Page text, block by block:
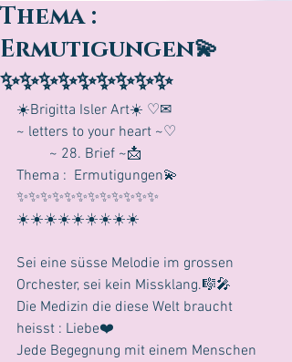
Thema :
Ermutigungen💫
✨✨✨✨✨✨✨✨✨
☀️Brigitta Isler Art☀️ ♡✉
~ letters to your heart ~♡
         ~ 28. Brief ~📩
Thema :  Ermutigungen💫
✨✨✨✨✨✨✨✨✨✨✨✨
☀️☀️☀️☀️☀️☀️☀️☀️☀️
Sei eine süsse Melodie im grossen
Orchester, sei kein Missklang.🎼🎤
Die Medizin die diese Welt braucht
heisst : Liebe❤️
Jede Begegnung mit einem Menschen